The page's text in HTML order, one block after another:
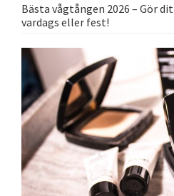
Bästa vågtången 2026 – Gör
vardags eller fest!